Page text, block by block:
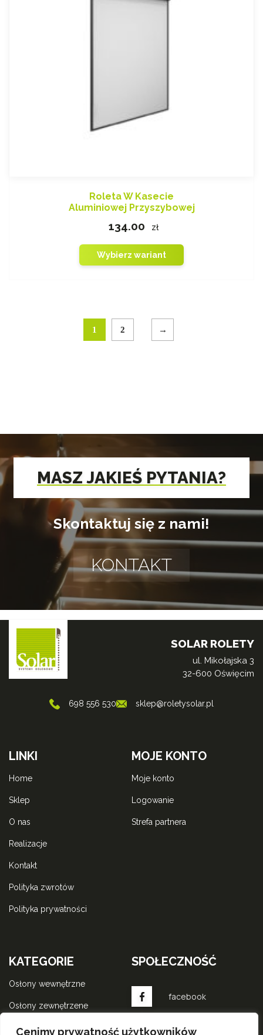
Cenimy prywatność użytkowników
Roleta W Kasecie
Aluminiowej Przyszybowej
134.00 zł
Wybierz wariant
1 2 →
MASZ JAKIEŚ PYTANIA?
Skontaktuj się z nami!
KONTAKT
SOLAR ROLETY
ul. Mikołajska 3
32-600 Oświęcim
698 556 530 sklep@roletysolar.pl
LINKI
home
sklep
o nas
realizacje
kontakt
polityka zwrotów
polityka prywatności
MOJE KONTO
moje konto
logowanie
strefa partnera
KATEGORIE
osłony wewnętrzne
osłony zewnętrzene
SPOŁECZNOŚĆ
facebook
instagram